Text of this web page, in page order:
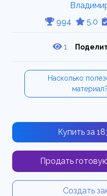
994
5.0
1
Насколько
материал?
Купить за
Продать
Создать